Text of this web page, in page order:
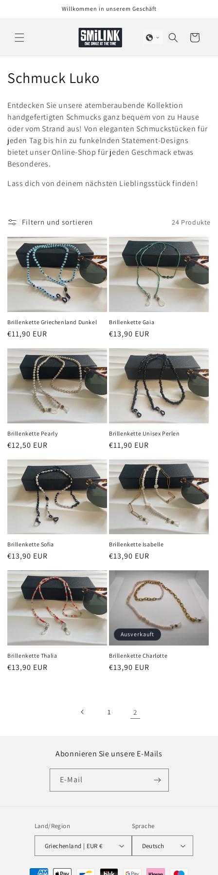
Willkommen in unserem Geschäft
Warenkorb
K
t
e
g
o
r
e
:
Schmuck Luko
Entdecken Sie unsere atemberaubende Kollektion
handgefertigten Schmucks ganz bequem von zu Hause
oder vom Strand aus! Von eleganten Schmuckstücken für
jeden Tag bis hin zu funkelnden Statement-Designs
bietet unser Online-Shop für jeden Geschmack etwas
Besonderes.
Lass dich von deinem nächsten Lieblingsstück finden!
Filtern und sortieren 24 Produkte
Brillenkette Griechenland Dunkel
Normaler
€11,90 EUR
Brillenkette Gaia
Normaler
€13,90 EUR
Brillenkette Pearly
Normaler
€12,50 EUR
Brillenkette Unisex Perlen
Normaler
€11,90 EUR
Brillenkette Sofia
Normaler
Preis
€13,90 EUR
Brillenkette Isabelle
Normaler
Preis
€13,90 EUR
Brillenkette Thalia
Normaler
€13,90 EUR
Ausverkauft
Brillenkette Charlotte
Normaler
€13,90 EUR
1 2
Abonnieren Sie unsere E-Mails
E-Mail
Land/Region
Griechenland | EUR €
Sprache
Deutsch
Zahlungsmethoden